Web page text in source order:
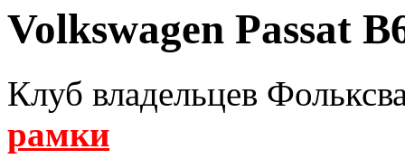
Volkswagen Passat
Клуб владельцев
рамки